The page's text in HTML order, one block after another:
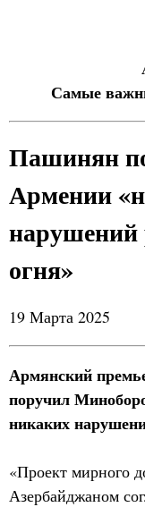
Самые
Пашинян
Армении
огня»
19 Марта 2025
Армянский
поручил
никаких
«Проект мирного
Азербайджаном